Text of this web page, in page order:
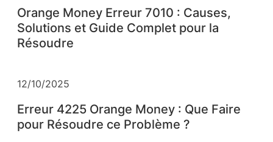
Orange Money Erreur 7010 : Causes,
Solutions et Guide Complet pour la
Résoudre
12/10/2025
Erreur 4225 Orange Money : Que Faire
pour Résoudre ce Problème ?